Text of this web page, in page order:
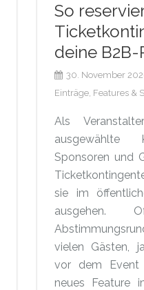
So
deine
30. November
Einträge, Features &
Als
ausgewählte
Sponsoren und
sie im
ausgehen.
vielen Gästen,
vor dem Event
neues Feature